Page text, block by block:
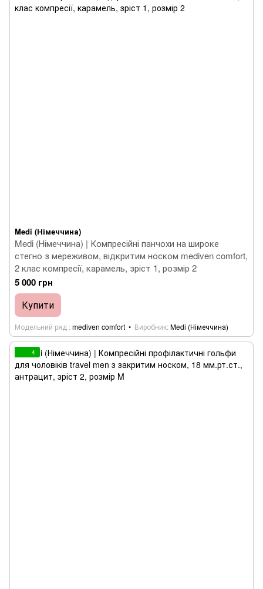
Medi (Німеччина)
Medi (Німеччина) | Компресійні панчохи на широке
стегно з мереживом, відкритим носком mediven comfort,
2 клас компресії, карамель, зріст 1, розмір 2
5 000 грн
Купити
Модельний ряд mediven comfort Виробник Medi (Німеччина)
4